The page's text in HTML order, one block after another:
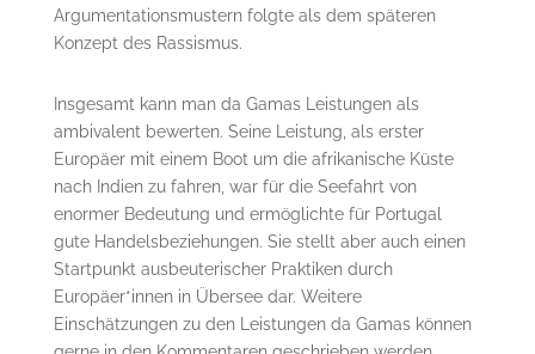
Argumentationsmustern folgte als dem späteren
Konzept des Rassismus.
Insgesamt kann man da Gamas Leistungen als
ambivalent bewerten. Seine Leistung, als erster
Europäer mit einem Boot um die afrikanische Küste
nach Indien zu fahren, war für die Seefahrt von
enormer Bedeutung und ermöglichte für Portugal
gute Handelsbeziehungen. Sie stellt aber auch einen
Startpunkt ausbeuterischer Praktiken durch
Europäer*innen in Übersee dar. Weitere
Einschätzungen zu den Leistungen da Gamas können